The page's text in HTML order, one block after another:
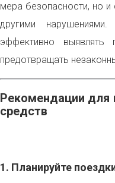
мера безопасности, но
другими
эффективно выявлять
предотвращать
Рекомендации для
средств
1. Планируйте